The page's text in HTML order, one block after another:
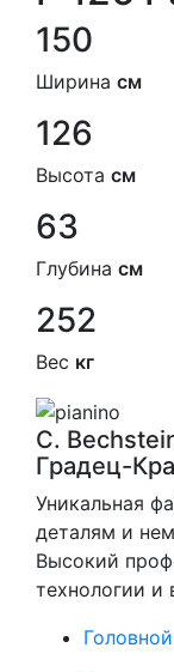
150
Ширина см
126
Высота см
63
Глубина см
252
Вес кг
C.
Градец-
Уникальная
деталям и
Высокий
технологии и